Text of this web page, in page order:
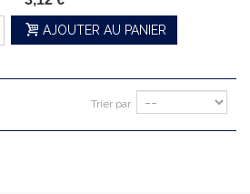
AJOUTER AU PANIER
Trier par